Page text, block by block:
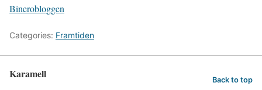
Binerobloggen
Categories: Framtiden
Karamell Back to top